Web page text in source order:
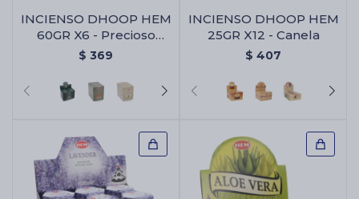
INCIENSO DHOOP HEM
60GR X6 - Precioso
Musk
$ 369
INCIENSO DHOOP HEM
25GR X12 - Canela
$ 407